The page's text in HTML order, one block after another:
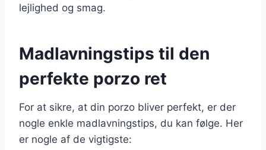
lejlighed og smag.
Madlavningstips til den
perfekte porzo ret
For at sikre, at din porzo bliver perfekt, er der
nogle enkle madlavningstips, du kan følge. Her
er nogle af de vigtigste: